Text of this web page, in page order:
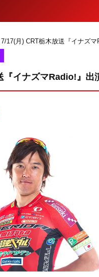
17(月) CRT栃木放送『イナズマ
『イナズマRadio!』出